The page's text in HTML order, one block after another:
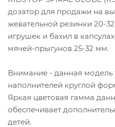
дозатор для продажи на
жевательной резинки 20-
игрушек и бахил в
мячей-прыгунов 25-32 мм.
Внимание - данная модель
наполнителей круглой
Яркая цветовая гамма
обеспечивает
детей.